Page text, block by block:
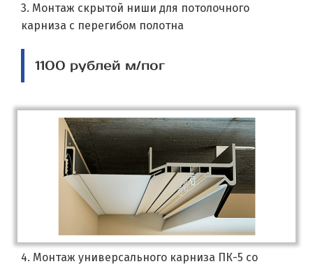
3. Монтаж скрытой ниши для потолочного
карниза с перегибом полотна
1100 рублей м/пог
4. Монтаж универсального карниза ПК-5 со